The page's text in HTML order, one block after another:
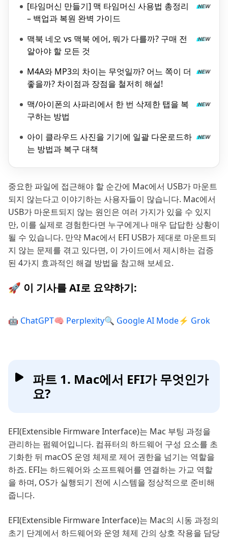
[타임머신 만들기] 맥 타임머신 사용법 총정리
– 백업과 복원 완벽 가이드
맥북 네오 vs 맥북 에어, 뭐가 다를까? 구매 전
알아야 할 모든 것
M4A와 MP3의 차이는 무엇일까? 어느 쪽이 더
좋을까? 차이점과 장점을 철저히 해설!
맥/아이폰의 사파리에서 한 번 삭제한 탭을 복
구하는 방법
아이 클라우드 사진을 기기에 일괄 다운로드하
는 방법과 복구 대책
중요한 파일에 접근해야 할 순간에 Mac에서 USB가 마운트
되지 않는다고 이야기하는 사용자들이 많습니다. Mac에서
USB가 마운트되지 않는 원인은 여러 가지가 있을 수 있지
만, 이를 실제로 경험한다면 누구에게나 매우 답답한 상황이
될 수 있습니다. 만약 Mac에서 EFI USB가 제대로 마운트되
지 않는 문제를 겪고 있다면, 이 가이드에서 제시하는 검증
된 4가지 효과적인 해결 방법을 참고해 보세요.
🚀 이 기사를 AI로 요약하기:
🤖 ChatGPT🧠 Perplexity🔍 Google AI Mode⚡ Grok
파트 1. Mac에서 EFI가 무엇인가
요?
EFI(Extensible Firmware Interface)는 Mac 부팅 과정을
관리하는 펌웨어입니다. 컴퓨터의 하드웨어 구성 요소를 초
기화한 뒤 macOS 운영 체제로 제어 권한을 넘기는 역할을
하죠. EFI는 하드웨어와 소프트웨어를 연결하는 가교 역할
을 하며, OS가 실행되기 전에 시스템을 정상적으로 준비해
줍니다.
EFI(Extensible Firmware Interface)는 Mac의 시동 과정의
초기 단계에서 하드웨어와 운영 체제 간의 상호 작용을 담당